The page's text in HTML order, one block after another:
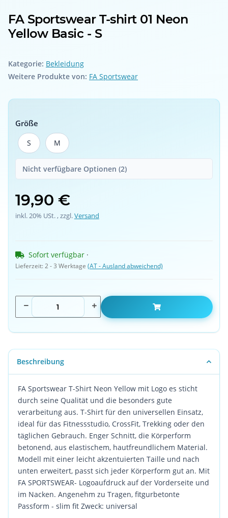
FA Sportswear T-shirt 01 Neon
Yellow Basic - S
Kategorie: Bekleidung
Weitere Produkte von: FA Sportswear
Größe
S
S M
M
Nicht verfügbare Optionen (2)
19,90 €
inkl. 20% USt. , zzgl.Versand
Sofort verfügbar ·
Lieferzeit:2 - 3 Werktage (AT - Ausland abweichend)
Beschreibung
FA Sportswear T-Shirt Neon Yellow mit Logo es sticht
durch seine Qualität und die besonders gute
verarbeitung aus. T-Shirt für den universellen Einsatz,
ideal für das Fitnessstudio, CrossFit, Trekking oder den
täglichen Gebrauch. Enger Schnitt, die Körperform
betonend, aus elastischem, hautfreundlichem Material.
Modell mit einer leicht akzentuierten Taille und nach
unten erweitert, passt sich jeder Körperform gut an. Mit
FA SPORTSWEAR- Logoaufdruck auf der Vorderseite und
im Nacken. Angenehm zu Tragen, fitgurbetonte
Passform - slim fit Zweck: universal